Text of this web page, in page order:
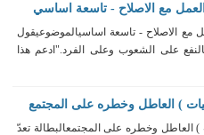
مع الاصلاح - تاسعة اساسي
الاصلاح - تاسعة اساسيالموضوعيقول
على الشعوب وعلى الفرد."ادعم هذا
) العاطل وخطره على المجتمع
العاطل وخطره على المجتمعالبطالة تعدّ